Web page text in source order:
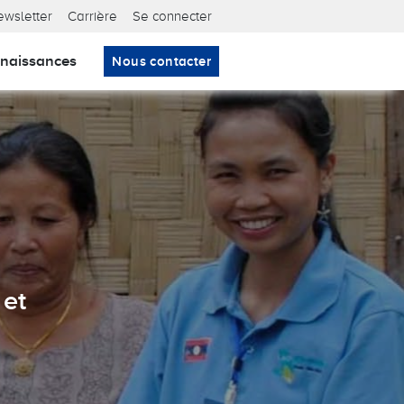
nav Carrière Se connecter
Nous contacter